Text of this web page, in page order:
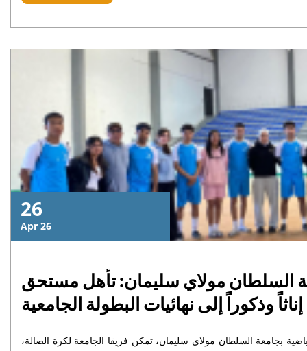
26
Apr 26
السلطان مولاي سليمان: تأهل مستحق
وذكوراً إلى نهائيات البطولة الجامعية
بجامعة السلطان مولاي سليمان، تمكن فريقا الجامعة لكرة الصالة،